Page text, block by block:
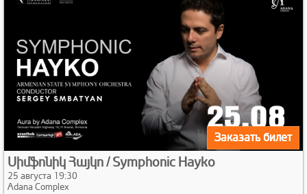
Заказать билет
Սիմֆոնիկ Հայկո / Symphonic Hayko
25 августа 19:30
Adana Complex